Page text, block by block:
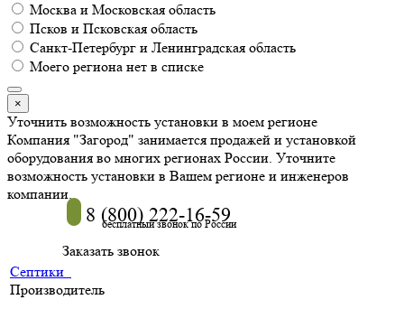
Москва и Московская область
Псков и Псковская область
Санкт-Петербург и Ленинградская область
Моего региона нет в списке
×
Уточнить возможность установки в моем регионе
Компания "Загород" занимается продажей и установкой
оборудования во многих регионах России. Уточните
возможность установки в Вашем регионе и инженеров
компании.
8 (800) 222-16-59
бесплатный звонок по России
Заказать звонок
Септики
Производитель